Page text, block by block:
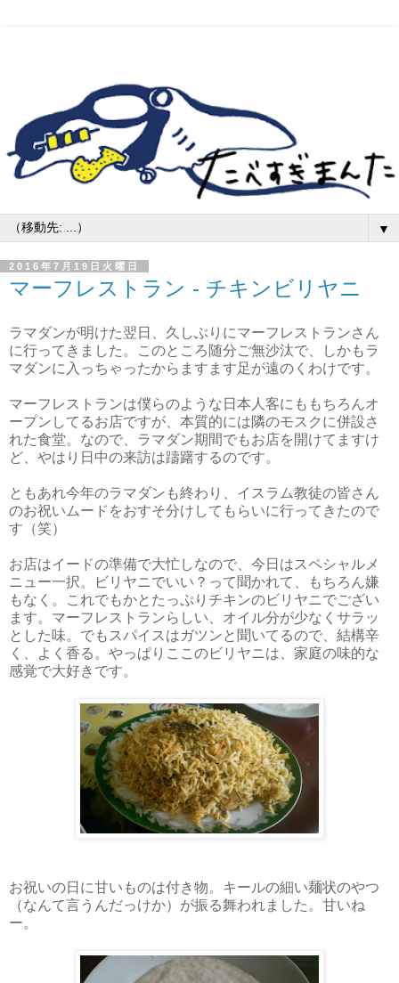
▼
2016年7月19日火曜日
マーフレストラン - チキンビリヤニ
ラマダンが明けた翌日、久しぶりにマーフレストランさん
に行ってきました。このところ随分ご無沙汰で、しかもラ
マダンに入っちゃったからますます足が遠のくわけです。
マーフレストランは僕らのような日本人客にももちろんオ
ープンしてるお店ですが、本質的には隣のモスクに併設さ
れた食堂。なので、ラマダン期間でもお店を開けてますけ
ど、やはり日中の来訪は躊躇するのです。
ともあれ今年のラマダンも終わり、イスラム教徒の皆さん
のお祝いムードをおすそ分けしてもらいに行ってきたので
す（笑）
お店はイードの準備で大忙しなので、今日はスペシャルメ
ニュー一択。ビリヤニでいい？って聞かれて、もちろん嫌
もなく。これでもかとたっぷりチキンのビリヤニでござい
ます。マーフレストランらしい、オイル分が少なくサラッ
とした味。でもスパイスはガツンと聞いてるので、結構辛
く、よく香る。やっぱりここのビリヤニは、家庭の味的な
感覚で大好きです。
お祝いの日に甘いものは付き物。キールの細い麺状のやつ
（なんて言うんだっけか）が振る舞われました。甘いね
ー。